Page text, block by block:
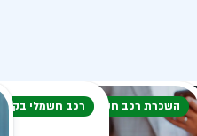
השכרת רכב חשמלי רכב חשמלי בקיץ